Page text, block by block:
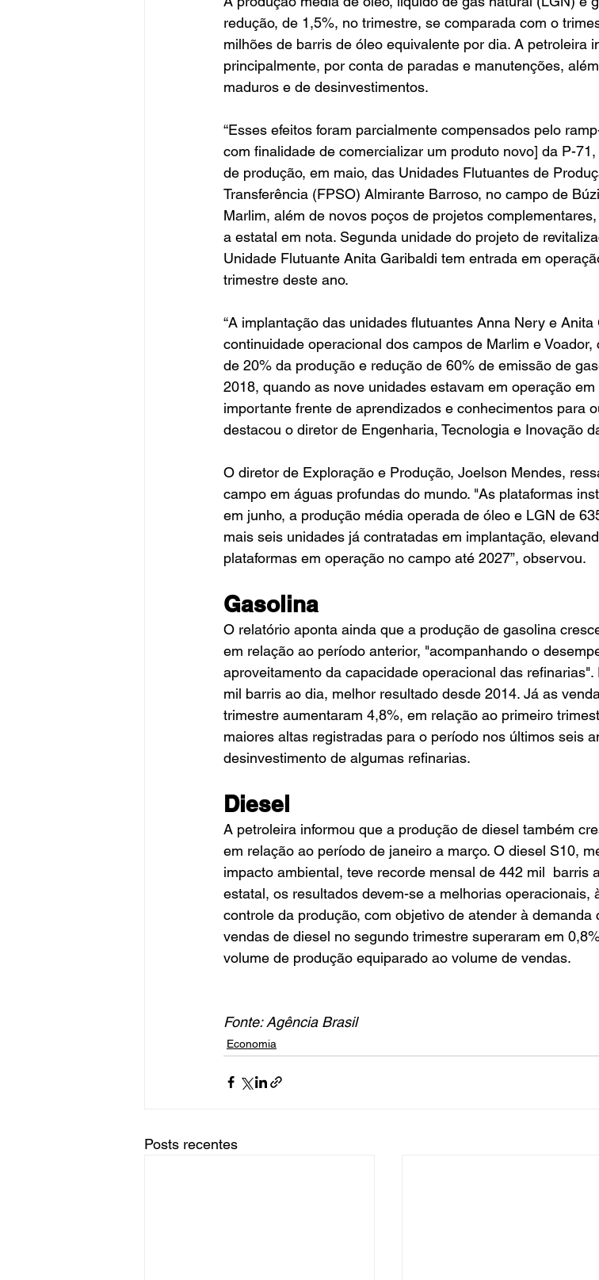
redução, de 1,5%, no trimestre, se comparada com o
milhões de barris de óleo equivalente por dia. A petroleira
principalmente, por conta de paradas e manutenções,
maduros e de desinvestimentos.
“Esses efeitos foram parcialmente compensados pelo
com finalidade de comercializar um produto novo] da P-
de produção, em maio, das Unidades Flutuantes de
Transferência (FPSO) Almirante Barroso, no campo de
Marlim, além de novos poços de projetos
a estatal em nota. Segunda unidade do projeto de
Unidade Flutuante Anita Garibaldi tem entrada em
trimestre deste ano.
“A implantação das unidades flutuantes Anna Nery e
continuidade operacional dos campos de Marlim e
de 20% da produção e redução de 60% de emissão de
2018, quando as nove unidades estavam em operação
importante frente de aprendizados e conhecimentos para
destacou o diretor de Engenharia, Tecnologia e Inovação
O diretor de Exploração e Produção, Joelson Mendes,
campo em águas profundas do mundo. "As plataformas
em junho, a produção média operada de óleo e LGN de
mais seis unidades já contratadas em implantação,
plataformas em operação no campo até 2027”, observou.
Gasolina
O relatório aponta ainda que a produção de gasolina
em relação ao período anterior, "acompanhando o
aproveitamento da capacidade operacional das
mil barris ao dia, melhor resultado desde 2014. Já as
trimestre aumentaram 4,8%, em relação ao primeiro
maiores altas registradas para o período nos últimos seis
desinvestimento de algumas refinarias.
Diesel
A petroleira informou que a produção de diesel também
em relação ao período de janeiro a março. O diesel S10,
impacto ambiental, teve recorde mensal de 442 mil  barris
estatal, os resultados devem-se a melhorias operacionais,
controle da produção, com objetivo de atender à demanda
vendas de diesel no segundo trimestre superaram em
volume de produção equiparado ao volume de vendas.
Fonte: Agência Brasil
Economia
Posts recentes